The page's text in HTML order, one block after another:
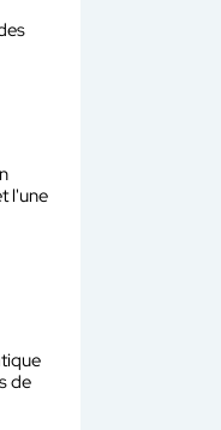
l'une
de